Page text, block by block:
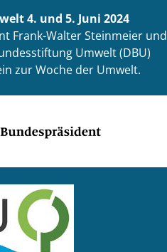
4. und 5. Juni 2024
Frank-Walter Steinmeier und
Umwelt (DBU)
zur Woche der Umwelt.